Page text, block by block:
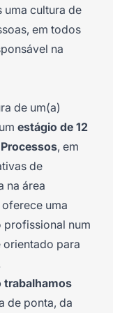
uma cultura de
em todos
ável na
de um(a)
estágio de 12
Processos, em
de
na área
uma
num
para
trabalhamos
de ponta, da